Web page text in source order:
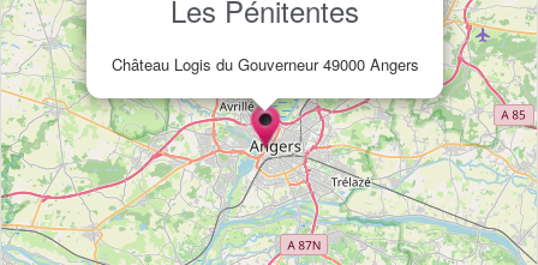
Les Pénitentes
Château Logis du Gouverneur 49000 Angers